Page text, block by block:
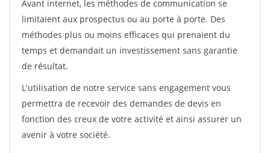
Avant internet, les méthodes de communication se
limitaient aux prospectus ou au porte à porte. Des
méthodes plus ou moins efficaces qui prenaient du
temps et demandait un investissement sans garantie
de résultat.
L'utilisation de notre service sans engagement vous
permettra de recevoir des demandes de devis en
fonction des creux de votre activité et ainsi assurer un
avenir à votre société.